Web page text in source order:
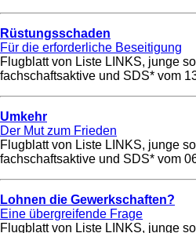
Rüstungsschaden
Für die erforderliche Beseitigung
Flugblatt von Liste LINKS, junge
fachschaftsaktive und SDS* vom
Umkehr
Der Mut zum Frieden
Flugblatt von Liste LINKS, junge
fachschaftsaktive und SDS* vom
Lohnen die Gewerkschaften?
Eine übergreifende Frage
Flugblatt von Liste LINKS, junge